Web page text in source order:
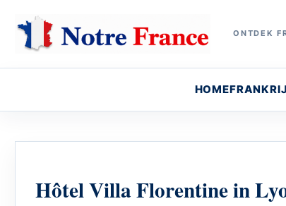
ONTDEK
HOME
Hôtel Villa Florentine in